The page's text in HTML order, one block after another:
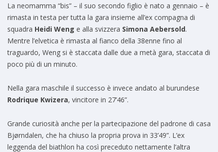
La neomamma “bis” – il suo secondo figlio è nato a gennaio – è
rimasta in testa per tutta la gara insieme all’ex compagna di
squadra Heidi Weng e alla svizzera Simona Aebersold.
Mentre l’elvetica è rimasta al fianco della 38enne fino al
traguardo, Weng si è staccata dalle due a metà gara, staccata di
poco più di un minuto.
Nella gara maschile il successo è invece andato al burundese
Rodrique Kwizera, vincitore in 27’46”.
Grande curiosità anche per la partecipazione del padrone di casa
Bjørndalen, che ha chiuso la propria prova in 33’49”. L’ex
leggenda del biathlon ha così preceduto nettamente l’altra